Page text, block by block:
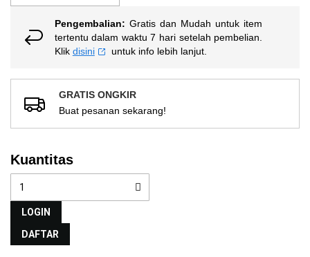
yang
Pengembalian: Gratis dan Mudah untuk item
tertentu dalam waktu 7 hari setelah pembelian.
Klik disini untuk info lebih lanjut.
GRATIS ONGKIR
Buat pesanan sekarang!
Kuantitas
LOGIN
DAFTAR